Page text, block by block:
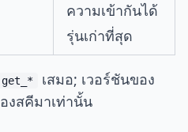
ความเข้ากันได้
รุ่นเก่าที่สุด
get_*
เสมอ; เวอร์ชันของ
สคีมาเท่านั้น